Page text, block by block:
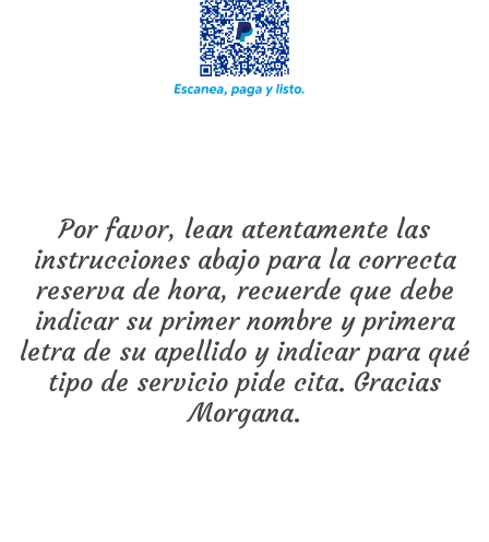
Por favor, lean atentamente las
instrucciones abajo para la correcta
reserva de hora, recuerde que debe
indicar su primer nombre y primera
letra de su apellido y indicar para qué
tipo de servicio pide cita. Gracias
Morgana.